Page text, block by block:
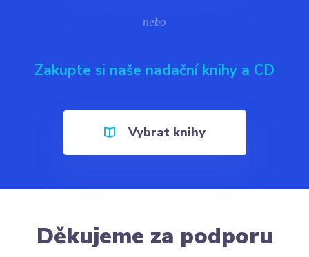
nebo
Zakupte si naše nadační knihy a CD
Vybrat knihy
Děkujeme za podporu